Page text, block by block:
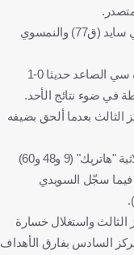
وسجّل أهداف لانس أودسون إدوارد (ق6) وويسلي سايد (ق77) والنمسوي
وكان موناكو سقط بمفاجأة كبيرة أمام باريس أف سي الصاعد حديثا 0-1
الثالث بعدما ألحق بضيفه
وفرض إستيبان لوبول نفسه نجما للقاء بإحرازه ثلاثية "هاتريك" (9 و48 و60)
الهدف الثاني (35) لرين، فيما سجّل السويدي
الثالث واستغلال خسارة
عند 19 نقطة في المركز السادس بفارق الأهداف